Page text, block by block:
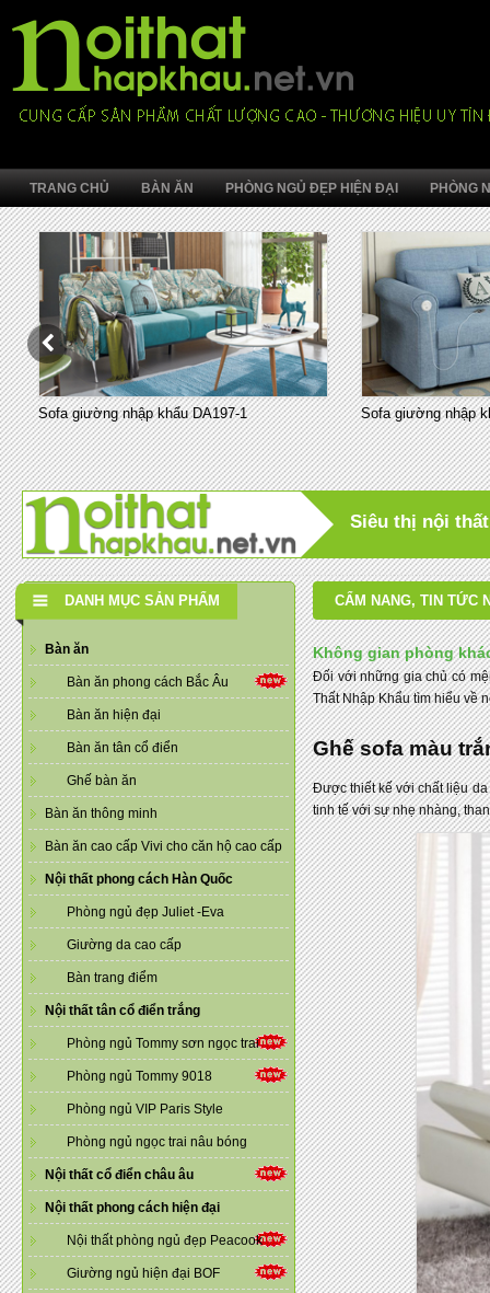
TRANG CHỦ BÀN ĂN PHÒNG NGỦ ĐẸP HIỆN ĐẠI PHÒNG
Sofa giường nhập khẩu DA197-1 Sofa giường nhập
Siêu thị nội
DANH MỤC SẢN PHẨM
Bàn ăn
Bàn ăn phong cách Bắc Âu
Bàn ăn hiện đại
Bàn ăn tân cổ điển
Ghế bàn ăn
Bàn ăn thông minh
Bàn ăn cao cấp Vivi cho căn hộ cao cấp
Nội thất phong cách Hàn Quốc
Phòng ngủ đẹp Juliet -Eva
Giường da cao cấp
Bàn trang điểm
Nội thất tân cổ điển trắng
Phòng ngủ Tommy sơn ngọc trai
Phòng ngủ Tommy 9018
Phòng ngủ VIP Paris Style
Phòng ngủ ngọc trai nâu bóng
Nội thất cổ điển châu âu
Nội thất phong cách hiện đại
Nội thất phòng ngủ đẹp Peacook
Giường ngủ hiện đại BOF
CẨM NANG, TIN TỨC
Không gian phòng
Đối với những gia chủ có
Thất Nhập Khẩu tìm hiểu về
Ghế sofa màu
Được thiết kế với chất liệu da
tinh tế với sự nhẹ nhàng,